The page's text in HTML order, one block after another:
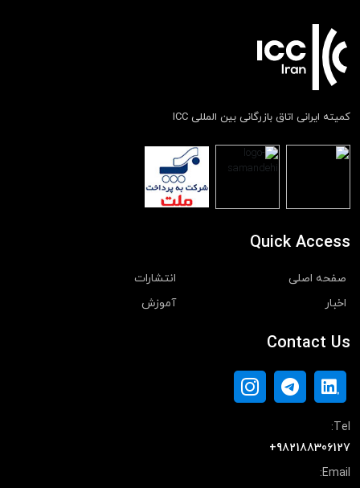
کمیته ایرانی اتاق بازرگانی بین المللی ICC
Quick Access
صفحه اصلی
انتشارات
اخبار
آموزش
Contact Us
Tel:
+982188306127
Email: